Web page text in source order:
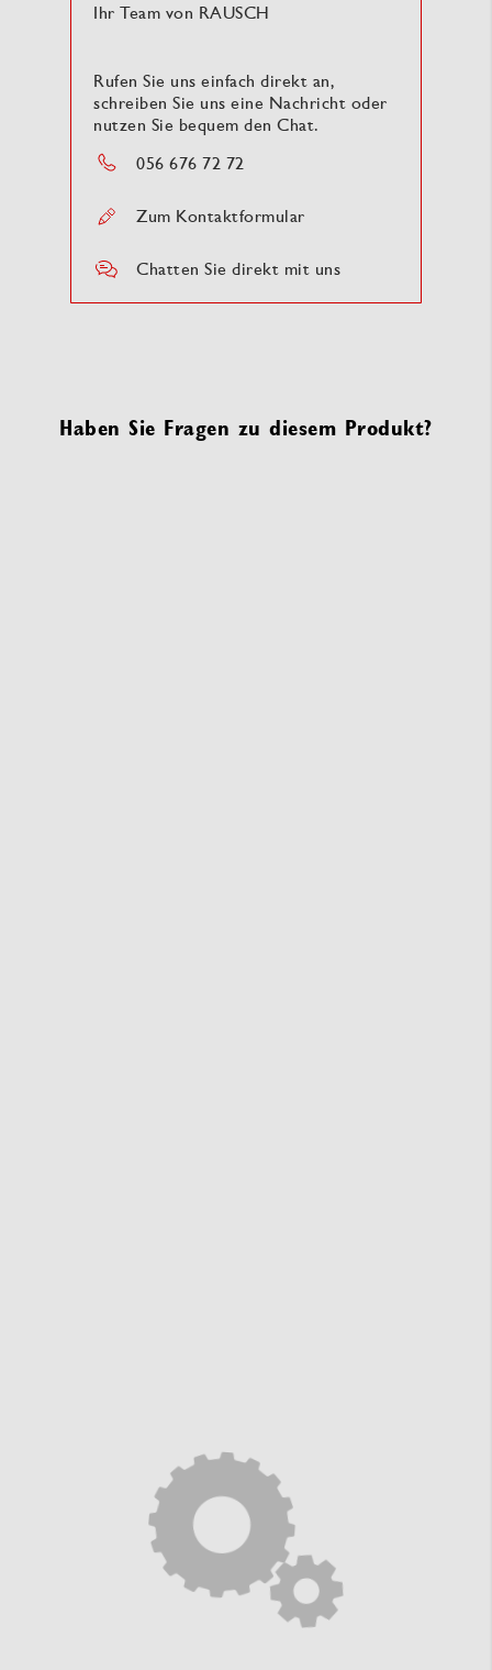
Ihr Team von RAUSCH
Rufen Sie uns einfach direkt an,
schreiben Sie uns eine Nachricht oder
nutzen Sie bequem den Chat.
056 676 72 72
Zum Kontaktformular
Chatten Sie direkt mit uns
Haben Sie Fragen zu diesem Produkt?